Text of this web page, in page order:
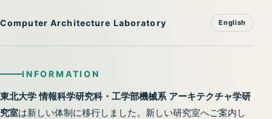
Computer Architecture Laboratory English
INFORMATION
東北大学 情報科学研究科・工学部機械系 アーキテクチャ学研
究室は新しい体制に移行しました。新しい研究室へご案内し